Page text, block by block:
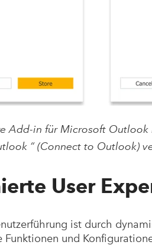
Add-in für Microsoft Outlook
“ (Connect to Outlook)
User
ist durch
Funktionen und